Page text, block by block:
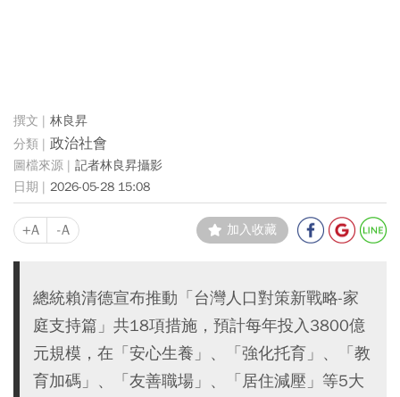
林良昇
政治社會
記者林良昇攝影
2026-05-28 15:08
+A -A 加入收藏
總統賴清德宣布推動「台灣人口對策新戰略-家
庭支持篇」共18項措施，預計每年投入3800億
元規模，在「安心生養」、「強化托育」、「教
育加碼」、「友善職場」、「居住減壓」等5大